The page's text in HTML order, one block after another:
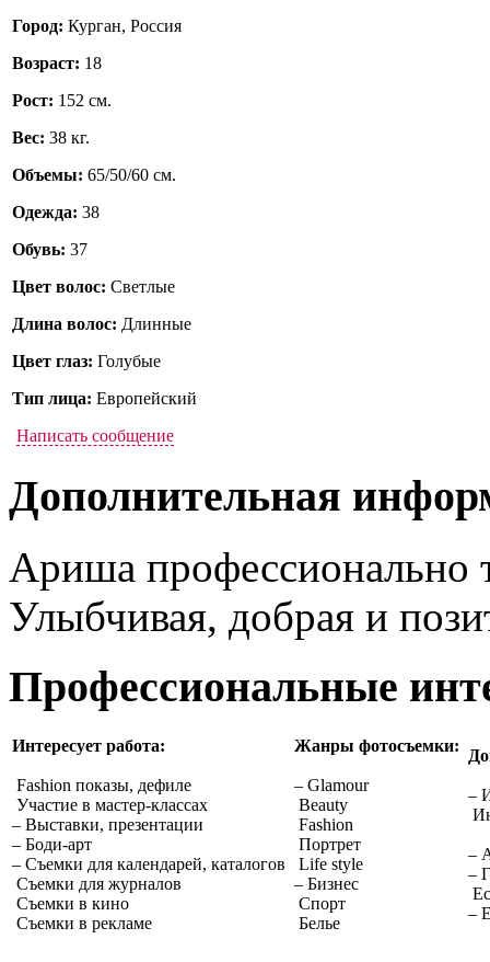
Город: Курган, Россия
Возраст: 18
Рост: 152 см.
Вес: 38 кг.
Объемы: 65/50/60 см.
Одежда: 38
Обувь: 37
Цвет волос: Светлые
Длина волос: Длинные
Цвет глаз: Голубые
Тип лица: Европейский
Написать сообщение
Дополнительная
Ариша профессионально
Улыбчивая, добрая и
Профессиональные
Интересует работа:
Fashion показы, дефиле
Участие в мастер-классах
– Выставки, презентации
– Боди-арт
– Съемки для календарей, каталогов
Съемки для журналов
Съемки в кино
Съемки в рекламе
Жанры фотосъемки:
– Glamour
Beauty
Fashion
Портрет
Life style
– Бизнес
Спорт
Белье
–
–
–
–